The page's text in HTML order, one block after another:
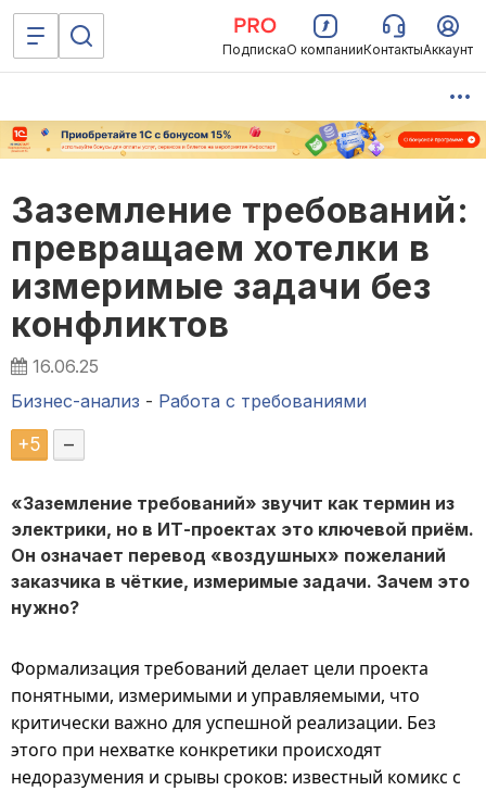
ПодпискаО компанииКонтактыАккаунт
Заземление требований:
превращаем хотелки в
измеримые задачи без
конфликтов
16.06.25
Бизнес-анализ - Работа с требованиями
+5 –
«Заземление требований» звучит как термин из
электрики, но в ИТ-проектах это ключевой приём.
Он означает перевод «воздушных» пожеланий
заказчика в чёткие, измеримые задачи. Зачем это
нужно?
Формализация требований делает цели проекта
понятными, измеримыми и управляемыми, что
критически важно для успешной реализации. Без
этого при нехватке конкретики происходят
недоразумения и срывы сроков: известный комикс с